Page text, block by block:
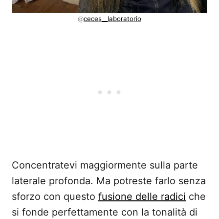
@ceces__laboratorio
Concentratevi maggiormente sulla parte
laterale profonda. Ma potreste farlo senza
sforzo con questo fusione delle radici che
si fonde perfettamente con la tonalità di